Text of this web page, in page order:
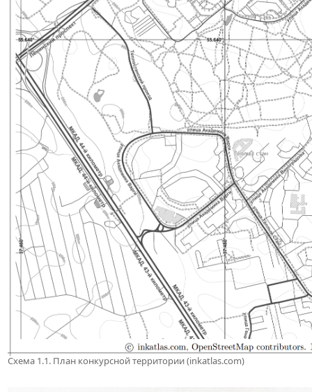
Схема 1.1. План конкурсной территории (inkatlas.com)